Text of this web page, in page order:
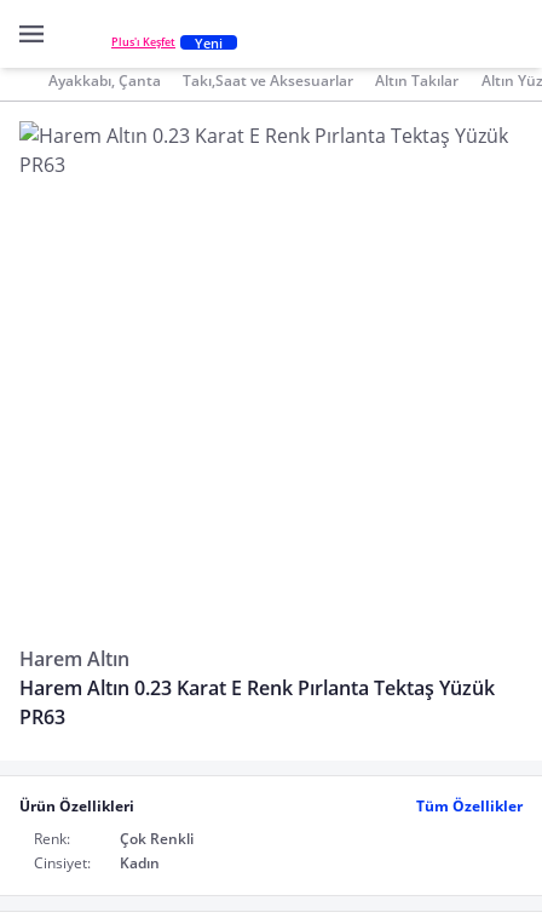
Plus'ı Keşfet Yeni
Ayakkabı, Çanta Takı,Saat ve Aksesuarlar Altın Takılar Altın
Harem Altın
Harem Altın 0.23 Karat E Renk Pırlanta Tektaş Yüzük
PR63
Ürün Özellikleri
Tüm Özellikler
Renk:
Çok Renkli
Cinsiyet:
Kadın